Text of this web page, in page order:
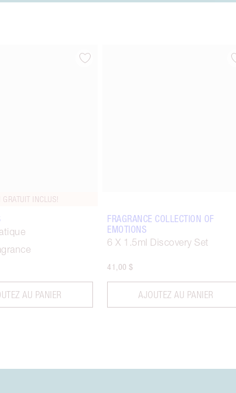
Article 2 sur 3
GRATUIT INCLUS!
AU PANIER
Article 3 sur 3
FRAGRANCE COLLECTION OF
EMOTIONS
6 X 1.5ml Discovery Set
41,00 $
AJOUTEZ AU PANIER